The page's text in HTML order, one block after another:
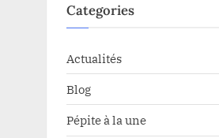
Categories
Actualités
Blog
Pépite à la une